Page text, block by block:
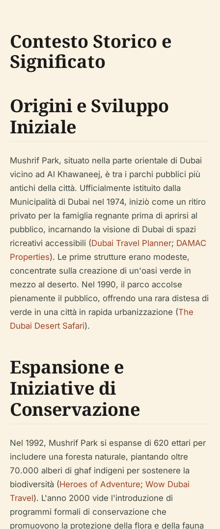
Contesto Storico e
Significato
Origini e Sviluppo
Iniziale
Mushrif Park, situato nella parte orientale di Dubai
vicino ad Al Khawaneej, è tra i parchi pubblici più
antichi della città. Ufficialmente istituito dalla
Municipalità di Dubai nel 1974, iniziò come un ritiro
privato per la famiglia regnante prima di aprirsi al
pubblico, incarnando la visione di Dubai di spazi
ricreativi accessibili (Dubai Travel Planner; DAMAC
Properties). Le prime strutture erano modeste,
concentrate sulla creazione di un'oasi verde in
mezzo al deserto. Nel 1990, il parco accolse
pienamente il pubblico, offrendo una rara distesa di
verde in una città in rapida urbanizzazione (The
Dubai Desert Safari).
Espansione e
Iniziative di
Conservazione
Nel 1992, Mushrif Park si espanse di 620 ettari per
includere una foresta naturale, piantando oltre
70.000 alberi di ghaf indigeni per sostenere la
biodiversità (Heroes of Adventure; Wow Dubai
Travel). L'anno 2000 vide l'introduzione di
programmi formali di conservazione che
promuovono la protezione della flora e della fauna